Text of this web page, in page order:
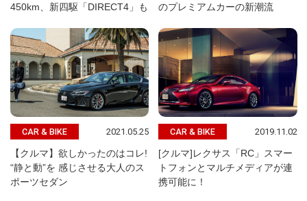
450km、新四駆「DIRECT4」も
のプレミアムカーの新潮流
CAR & BIKE 2021.05.25
【クルマ】欲しかったのはコレ!
“静と動”を 感じさせる大人のス
ポーツセダン
CAR & BIKE 2019.11.02
[クルマ]レクサス「RC」スマー
トフォンとマルチメディアが連
携可能に！